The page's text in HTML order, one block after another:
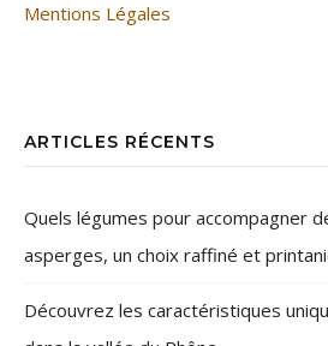
Mentions Légales
ARTICLES RÉCENTS
Quels légumes pour accompagner
asperges, un choix raffiné et
Découvrez les caractéristiques